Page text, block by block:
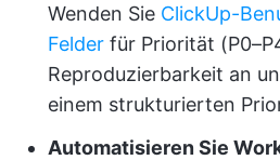
Wenden Sie ClickUp-
Felder für Priorität
Reproduzierbarkeit an
einem strukturierten
Automatisieren Sie